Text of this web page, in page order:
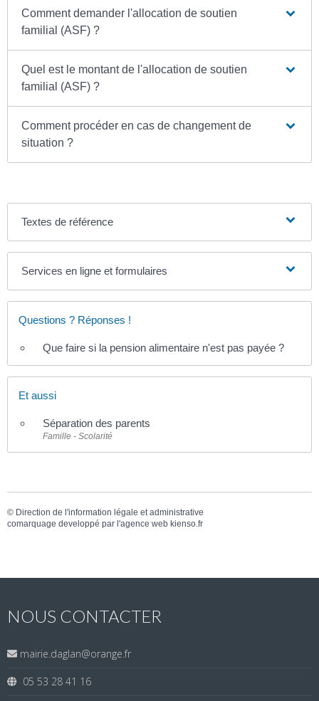
Comment demander l'allocation de soutien
familial (ASF) ?
Quel est le montant de l'allocation de soutien
familial (ASF) ?
Comment procéder en cas de changement de
situation ?
Textes de référence
Services en ligne et formulaires
Questions ? Réponses !
Que faire si la pension alimentaire n'est pas payée ?
Et aussi
Séparation des parents
Famille - Scolarité
© Direction de l'information légale et administrative
comarquage developpé par l'agence web kienso.fr
NOUS CONTACTER
mairie.daglan@orange.fr
05 53 28 41 16